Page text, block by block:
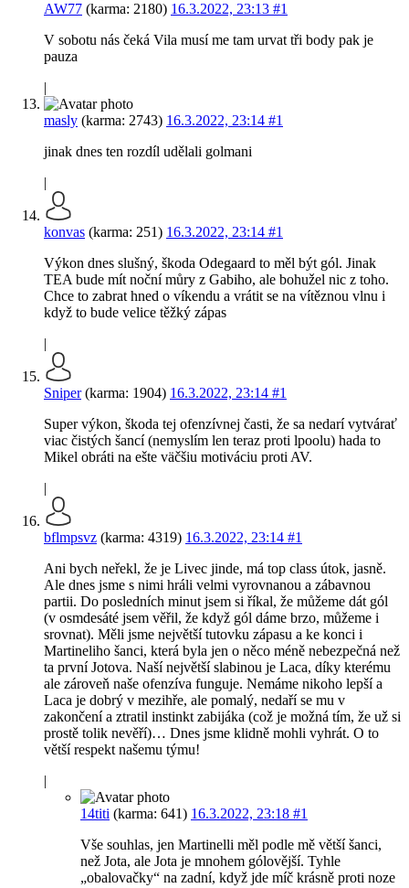
AW77 (karma: 2180) 16.3.2022, 23:13 #1
V sobotu nás čeká Vila musí me tam urvat tři body pak je
pauza
|
masly (karma: 2743) 16.3.2022, 23:14 #1
jinak dnes ten rozdíl udělali golmani
|
konvas (karma: 251) 16.3.2022, 23:14 #1
Výkon dnes slušný, škoda Odegaard to měl být gól. Jinak
TEA bude mít noční můry z Gabiho, ale bohužel nic z toho.
Chce to zabrat hned o víkendu a vrátit se na vítěznou vlnu i
když to bude velice těžký zápas
|
Sniper(karma: 1904) 16.3.2022, 23:14 #1
Super výkon, škoda tej ofenzívnej časti, že sa nedarí vytvárať
viac čistých šancí (nemyslím len teraz proti lpoolu) hada to
Mikel obráti na ešte väčšiu motiváciu proti AV.
|
bflmpsvz (karma: 4319) 16.3.2022, 23:14 #1
Ani bych neřekl, že je Livec jinde, má top class útok, jasně.
Ale dnes jsme s nimi hráli velmi vyrovnanou a zábavnou
partii. Do posledních minut jsem si říkal, že můžeme dát gól
(v osmdesáté jsem věřil, že když gól dáme brzo, můžeme i
srovnat). Měli jsme největší tutovku zápasu a ke konci i
Martineliho šanci, která byla jen o něco méně nebezpečná než
ta první Jotova. Naší největší slabinou je Laca, díky kterému
ale zároveň naše ofenzíva funguje. Nemáme nikoho lepší a
Laca je dobrý v mezihře, ale pomalý, nedaří se mu v
zakončení a ztratil instinkt zabijáka (což je možná tím, že už si
prostě tolik nevěří)… Dnes jsme klidně mohli vyhrát. O to
větší respekt našemu týmu!
|
14titi (karma: 641) 16.3.2022, 23:18 #1
Vše souhlas, jen Martinelli měl podle mě větší šanci,
než Jota, ale Jota je mnohem gólovější. Tyhle
„obalovačky“ na zadní, když jde míč krásně proti noze